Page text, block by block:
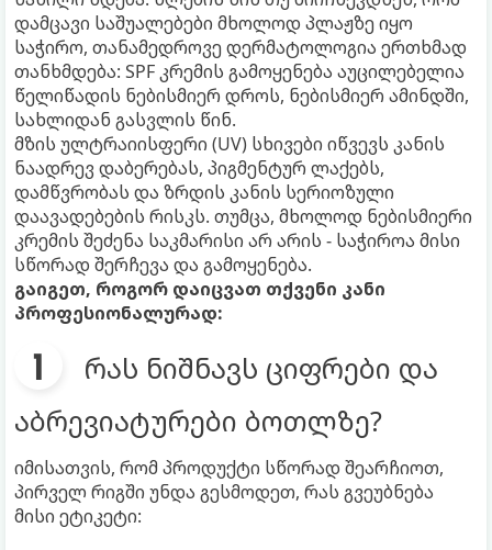
დამცავი საშუალებები მხოლოდ პლაჟზე იყო
საჭირო, თანამედროვე დერმატოლოგია ერთხმად
თანხმდება: SPF კრემის გამოყენება აუცილებელია
წელიწადის ნებისმიერ დროს, ნებისმიერ ამინდში,
სახლიდან გასვლის წინ.
მზის ულტრაიისფერი (UV) სხივები იწვევს კანის
ნაადრევ დაბერებას, პიგმენტურ ლაქებს,
დამწვრობას და ზრდის კანის სერიოზული
დაავადებების რისკს. თუმცა, მხოლოდ ნებისმიერი
კრემის შეძენა საკმარისი არ არის - საჭიროა მისი
სწორად შერჩევა და გამოყენება.
გაიგეთ, როგორ დაიცვათ თქვენი კანი
პროფესიონალურად:
რას ნიშნავს ციფრები და
აბრევიატურები ბოთლზე?
იმისათვის, რომ პროდუქტი სწორად შეარჩიოთ,
პირველ რიგში უნდა გესმოდეთ, რას გვეუბნება
მისი ეტიკეტი: